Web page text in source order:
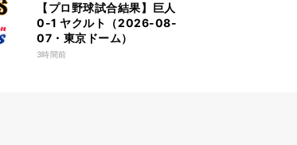
【プロ野球試合結果】巨人
0-1 ヤクルト（2026-08-
07・東京ドーム）
3時間前